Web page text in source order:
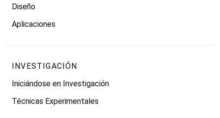
Diseño
Aplicaciones
INVESTIGACIÓN
Iniciándose en Investigación
Técnicas Experimentales